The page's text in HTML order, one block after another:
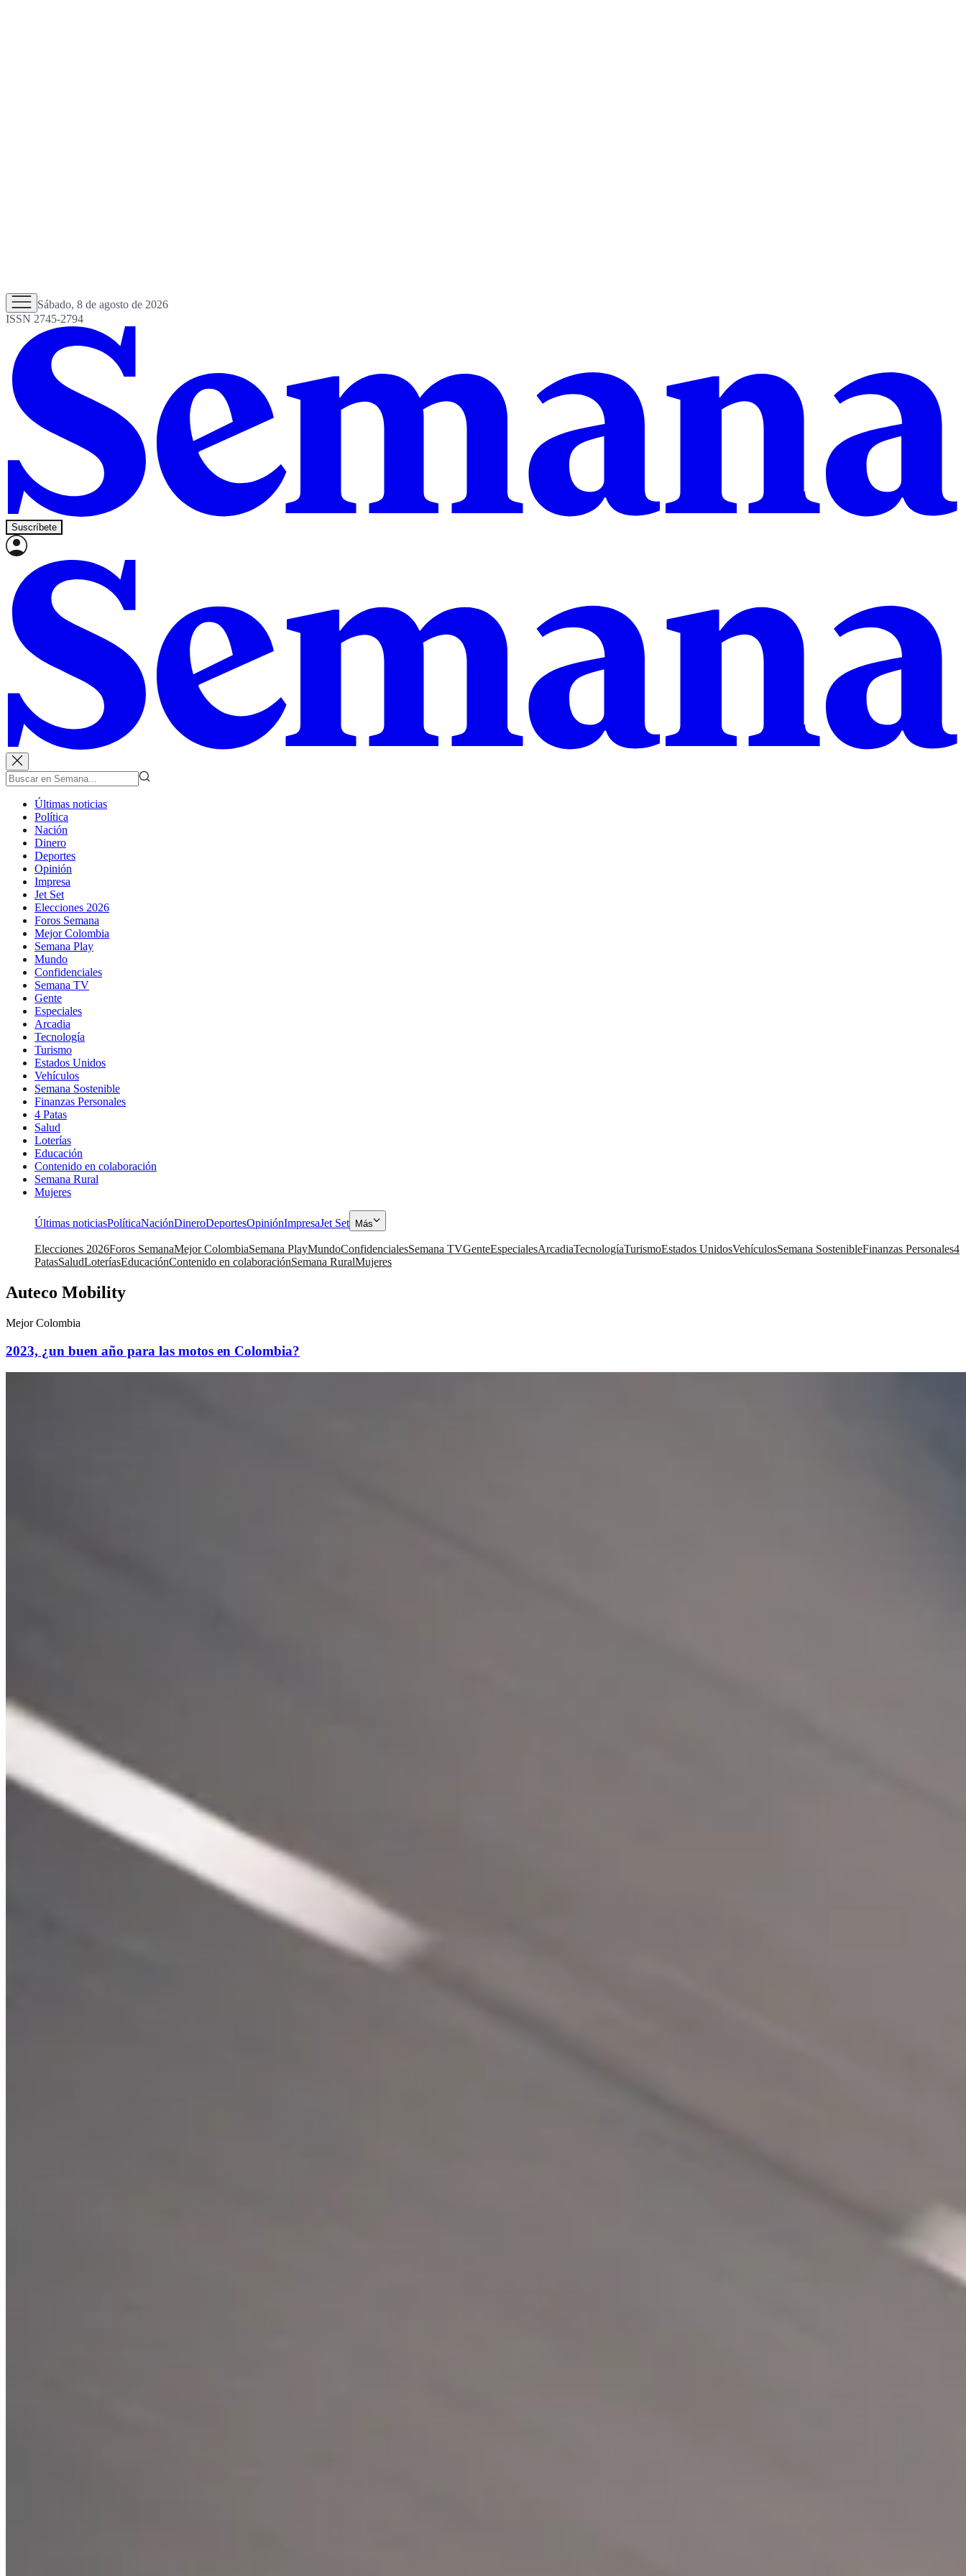
Sábado, 8 de agosto de 2026
ISSN 2745-2794
Suscríbete
Últimas noticias
Política
Nación
Dinero
Deportes
Opinión
Impresa
Jet Set
Elecciones 2026
Foros Semana
Mejor Colombia
Semana Play
Mundo
Confidenciales
Semana TV
Gente
Especiales
Arcadia
Tecnología
Turismo
Estados Unidos
Vehículos
Semana Sostenible
Finanzas Personales
4 Patas
Salud
Loterías
Educación
Contenido en colaboración
Semana Rural
Mujeres
Últimas noticiasPolíticaNaciónDineroDeportesOpiniónImpresaJet Set Más
Elecciones 2026Foros SemanaMejor ColombiaSemana PlayMundoConfidencialesSemana TVGenteEspecialesArcadiaTecnologíaTurismoEstados UnidosVehículosSemana SostenibleFinanzas Personales4
PatasSaludLoteríasEducaciónContenido en colaboraciónSemana RuralMujeres
Auteco Mobility
Mejor Colombia
2023, ¿un buen año para las motos en Colombia?